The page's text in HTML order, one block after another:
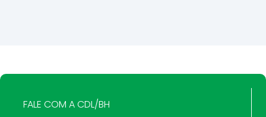
FALE COM A CDL/BH